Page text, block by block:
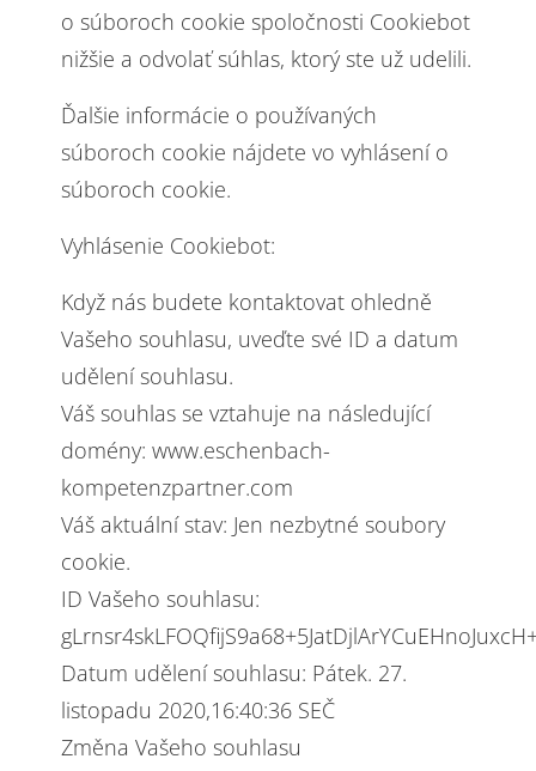
o súboroch cookie spoločnosti Cookiebot
nižšie a odvolať súhlas, ktorý ste už udelili.
Ďalšie informácie o používaných
súboroch cookie nájdete vo vyhlásení o
súboroch cookie.
Vyhlásenie Cookiebot:
Když nás budete kontaktovat ohledně
Vašeho souhlasu, uveďte své ID a datum
udělení souhlasu.
Váš souhlas se vztahuje na následující
domény: www.eschenbach-
kompetenzpartner.com
Váš aktuální stav: Jen nezbytné soubory
cookie.
ID Vašeho souhlasu:
Datum udělení souhlasu: Pátek. 27.
listopadu 2020,16:40:36 SEČ
Změna Vašeho souhlasu